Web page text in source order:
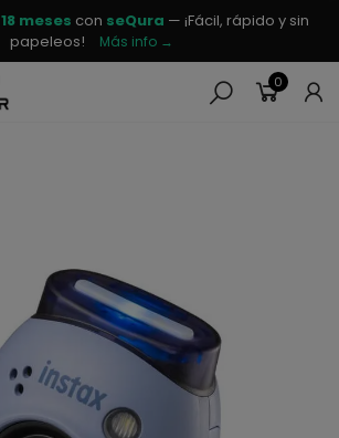
18 meses con seQura — ¡Fácil, rápido y sin
papeleos!
Más info →
0